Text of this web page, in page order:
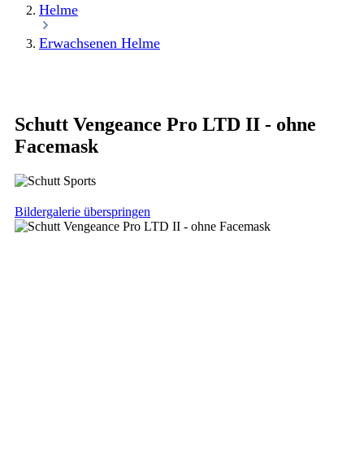
Helme
Erwachsenen Helme
Schutt Vengeance Pro LTD II - ohne
Facemask
Bildergalerie überspringen